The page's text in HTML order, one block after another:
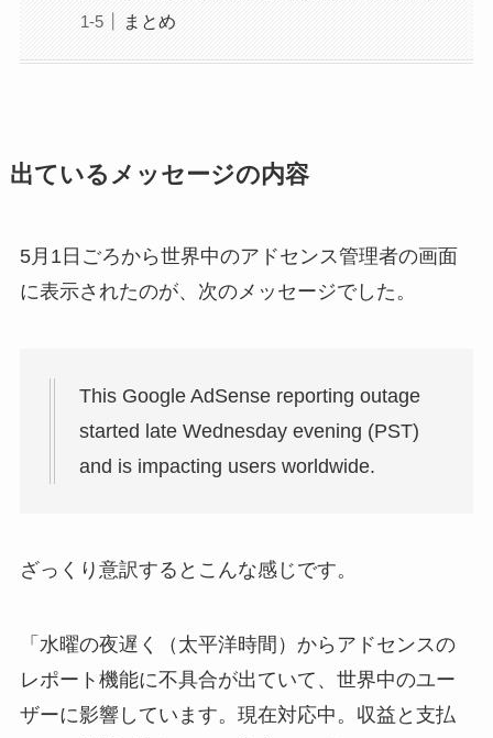
まとめ
出ているメッセージの内容
5月1日ごろから世界中のアドセンス管理者の画面
に表示されたのが、次のメッセージでした。
This Google AdSense reporting outage
started late Wednesday evening (PST)
and is impacting users worldwide.
ざっくり意訳するとこんな感じです。
「水曜の夜遅く（太平洋時間）からアドセンスの
レポート機能に不具合が出ていて、世界中のユー
ザーに影響しています。現在対応中。収益と支払